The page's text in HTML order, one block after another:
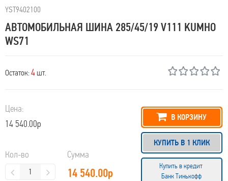
YST9402100
АВТОМОБИЛЬНАЯ ШИНА 285/45/19 V111 KUMHO
WS71
Остаток: 4шт.
Цена:
14 540.00р
Кол-во Сумма
14 540.00р
В КОРЗИНУ
КУПИТЬ В 1 КЛИК
Купить в кредит
Банк Тинькофф